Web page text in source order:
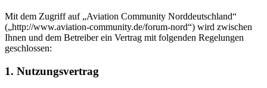
Mit dem Zugriff auf „Aviation Community Norddeutschland“
(„http://www.aviation-community.de/forum-nord“) wird zwischen
Ihnen und dem Betreiber ein Vertrag mit folgenden Regelungen
geschlossen:
1. Nutzungsvertrag